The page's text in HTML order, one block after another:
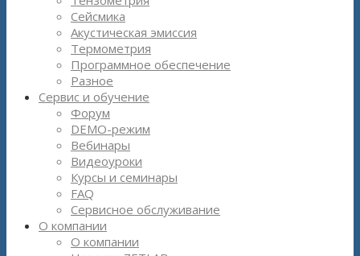
Сейсмика
Акустическая эмиссия
Термометрия
Программное обеспечение
Разное
Сервис и обучение
Форум
DEMO-режим
Вебинары
Видеоуроки
Курсы и семинары
FAQ
Сервисное обслуживание
О компании
О компании